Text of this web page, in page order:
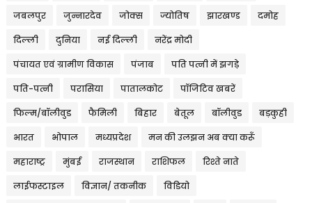
जबलपुर जुन्नारदेव जोक्स ज्योतिष झारखण्ड दमोह
दिल्ली दुनिया नई दिल्ली नरेंद्र मोदी
पंचायत एवं ग्रामीण विकास पंजाब पति पत्नी में झगड़े
पति-पत्नी परासिया पातालकोट पॉजिटिव खबरें
फिल्म/बॉलीवुड फैमिली बिहार बेतूल बॉलीवुड बड़कुही
भारत भोपाल मध्यप्रदेश मन की उलझन अब क्या करूँ
महाराष्ट्र मुंबई राजस्थान राशिफल रिश्ते नाते
लाईफस्टाइल विज्ञान/ तकनीक विडियो